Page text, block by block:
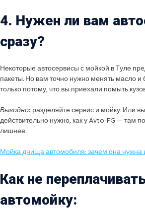
4. Нужен ли вам
сразу?
Некоторые автосервисы с мойкой в Туле
пакеты. Но вам точно нужно менять масло и
только потому, что вы приехали помыть
Выгодно: разделяйте сервис и мойку. Или
действительно нужно, как у Avto-FG — там
лишнее.
Мойка днища автомобиля: зачем она нужна
Как не
автомойку: